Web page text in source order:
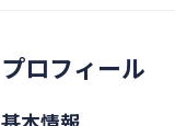
プロフィール